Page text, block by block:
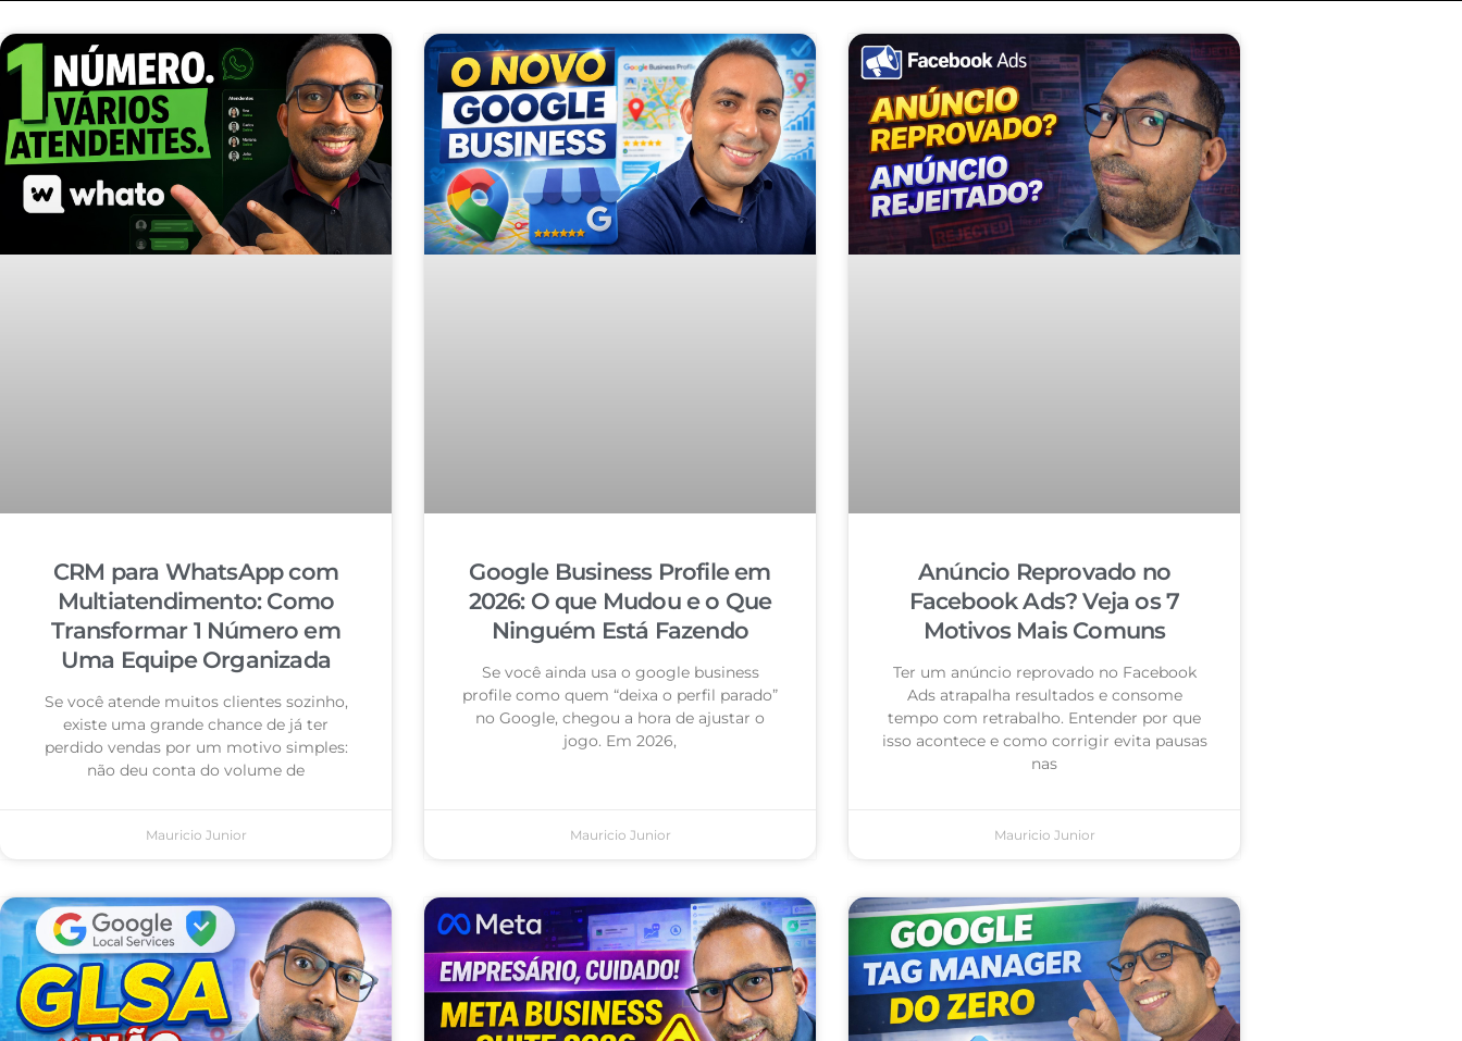
CRM para WhatsApp com
Multiatendimento: Como
Transformar 1 Número em
Uma Equipe Organizada
Se você atende muitos clientes sozinho,
existe uma grande chance de já ter
perdido vendas por um motivo simples:
não deu conta do volume de
Mauricio Junior
Google Business Profile em
2026: O que Mudou e o Que
Ninguém Está Fazendo
Se você ainda usa o google business
profile como quem “deixa o perfil parado”
no Google, chegou a hora de ajustar o
jogo. Em 2026,
Mauricio Junior
Anúncio Reprovado no
Facebook Ads? Veja os 7
Motivos Mais Comuns
Ter um anúncio reprovado no Facebook
Ads atrapalha resultados e consome
tempo com retrabalho. Entender por que
isso acontece e como corrigir evita pausas
nas
Mauricio Junior